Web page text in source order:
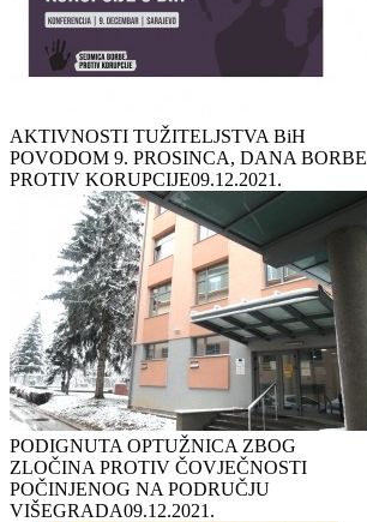
AKTIVNOSTI TUŽITELJSTVA BiH
POVODOM 9. PROSINCA, DANA BORBE
PROTIV KORUPCIJE09.12.2021.
PODIGNUTA OPTUŽNICA ZBOG
ZLOČINA PROTIV ČOVJEČNOSTI
POČINJENOG NA PODRUČJU
VIŠEGRADA09.12.2021.